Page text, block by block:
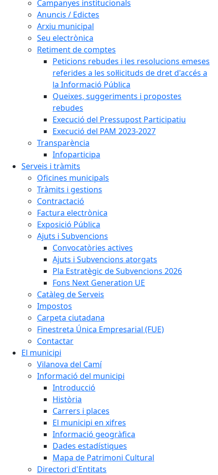
Campanyes institucionals
Anuncis / Edictes
Arxiu municipal
Seu electrònica
Retiment de comptes
Peticions rebudes i les resolucions emeses
referides a les sol·licituds de dret d'accés a
la Informació Pública
Queixes, suggeriments i propostes
rebudes
Execució del Pressupost Participatiu
Execució del PAM 2023-2027
Transparència
Infoparticipa
Serveis i tràmits
Oficines municipals
Tràmits i gestions
Contractació
Factura electrònica
Exposició Pública
Ajuts i Subvencions
Convocatòries actives
Ajuts i Subvencions atorgats
Pla Estratègic de Subvencions 2026
Fons Next Generation UE
Catàleg de Serveis
Impostos
Carpeta ciutadana
Finestreta Única Empresarial (FUE)
Contactar
El municipi
Vilanova del Camí
Informació del municipi
Introducció
Història
Carrers i places
El municipi en xifres
Informació geogràfica
Dades estadístiques
Mapa de Patrimoni Cultural
Directori d'Entitats